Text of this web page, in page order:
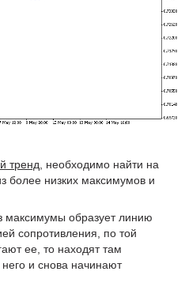
тренд , необходимо найти на
более низких максимумов и
максимумы образует линию
сопротивления, по той
ее, то находят там
и снова начинают